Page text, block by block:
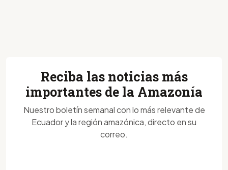
Reciba las noticias más
importantes de la Amazonía
Nuestro boletín semanal con lo más relevante de
Ecuador y la región amazónica, directo en su
correo.